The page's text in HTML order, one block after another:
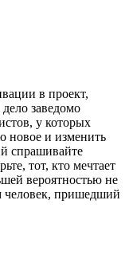
в проект,
заведомо
у которых
новое и изменить
спрашивайте
тот, кто мечтает
вероятностью не
человек, пришедший